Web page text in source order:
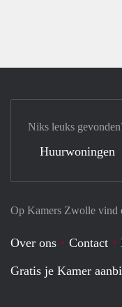
Op Kamers Zwolle vind
Over ons Contact
Gratis je Kamer
Niks leuks
Huurwoningen